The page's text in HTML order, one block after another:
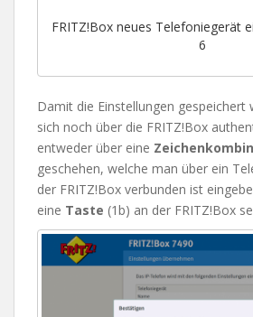
FRITZ!Box neues Telefoniegerät
6
Damit die Einstellungen gespeichert
sich noch über die FRITZ!Box
entweder über eine
geschehen, welche man über ein
der FRITZ!Box verbunden ist
eine Taste (1b) an der FRITZ!Box